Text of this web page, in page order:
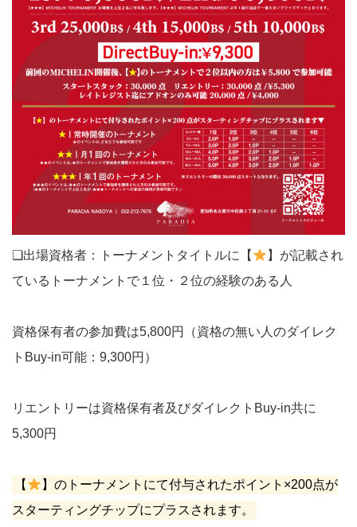
❏出場資格者：トーナメントタイトルに【
】が記載され
ているトーナメントで１位・２位の経験のある人
資格保有者の参加費は5,800円（資格の無い人のダイレク
トBuy-in可能：9,300円）
リエントリーは資格保有者及びダイレクトBuy-in共に
5,300円
【
】のトーナメントにて付与されたポイント×200点が
スターティングチップにプラスされます。